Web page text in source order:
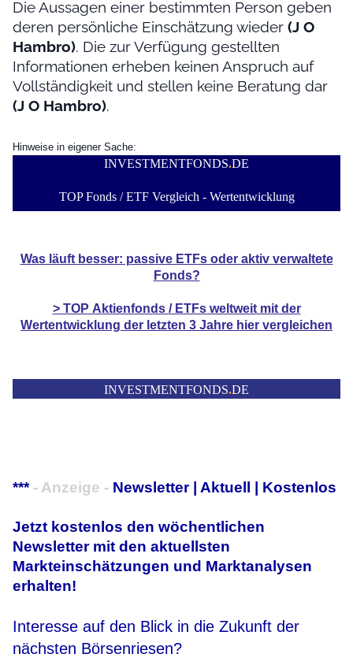
Die Aussagen einer bestimmten Person geben
deren persönliche Einschätzung wieder (J O
Hambro). Die zur Verfügung gestellten
Informationen erheben keinen Anspruch auf
Vollständigkeit und stellen keine Beratung dar
(J O Hambro).
Hinweise in eigener Sache:
INVESTMENTFONDS.DE
TOP Fonds / ETF Vergleich - Wertentwicklung
Was läuft besser: passive ETFs oder aktiv verwaltete
Fonds?
> TOP Aktienfonds / ETFsweltweit mit der
Wertentwicklung der letzten 3 Jahre hier vergleichen
INVESTMENTFONDS.DE
*** - Anzeige - Newsletter | Aktuell | Kostenlos
Jetzt kostenlos den wöchentlichen
Newsletter mit den aktuellsten
Markteinschätzungen und Marktanalysen
erhalten!
Interesse auf den Blick in die Zukunft der
nächsten Börsenriesen?